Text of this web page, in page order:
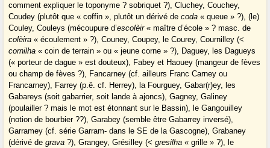
comment expliquer le toponyme ? sobriquet ?), Cluchey, Couchey,
Coudey (plutôt que « coffin », plutôt un dérivé decoda « queue » ?), (le)
Couley, Couleys (mécoupure d’escolèir« maître d’école » ? masc. de
colèira « écoulement » ?), Couney, Coupey, le Courey, Cournilley (<
cornilha « coin de terrain » ou « jeune corne » ?), Daguey, les Dagueys
(« porteur de dague » est douteux), Fabey et Haouey (mangeur de fèves
ou champ de fèves ?), Fancarney (cf. ailleurs Franc Carney ou
Francarney), Farrey (p.ê. cf. Herrey), la Fourguey, Gabar(r)ey, les
Gabareys (soit gabarrier, soit lande à ajoncs), Gagney, Galiney
(poulailler ? mais le mot est étonnant sur le Bassin), le Gangouilley
(notion de bourbier ??), Garabey (semble être Gabarrey inversé),
Garramey (cf. série Garram- dans le SE de la Gascogne), Grabaney
(dérivé degrava ?), Grangey, Grésilley (<gresilha « grille » ?), le